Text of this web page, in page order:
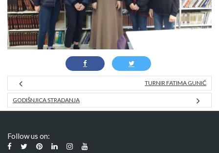
TURNIR FATIMA GUNIĆ
GODIŠNJICA STRADANJA
Follow us on: